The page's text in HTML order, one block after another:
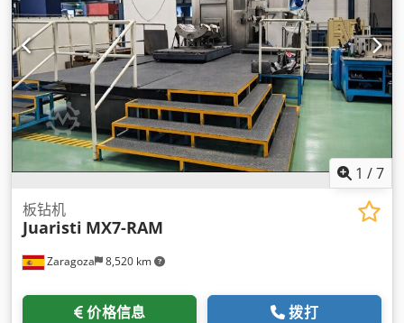
50, 刀库刀位数量:120, 设备:转速可无级变速,
1 /7
Zaragoza 8,520 km
板钻机
Juaristi MX7-RAM
价格信息 拨打